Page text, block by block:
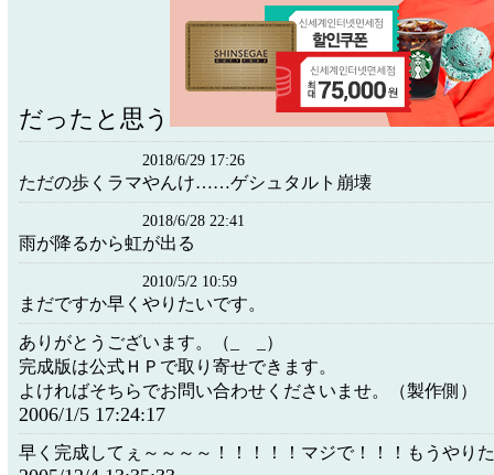
だったと思う
2018/6/29 17:26
ただの歩くラマやんけ……ゲシュタルト崩壊
2018/6/28 22:41
雨が降るから虹が出る
2010/5/2 10:59
まだですか早くやりたいです。
ありがとうございます。（_ _）
完成版は公式ＨＰで取り寄せできます。
よければそちらでお問い合わせくださいませ。（製作側）
2006/1/5 17:24:17
早く完成してぇ～～～～！！！！！マジで！！！もうやり